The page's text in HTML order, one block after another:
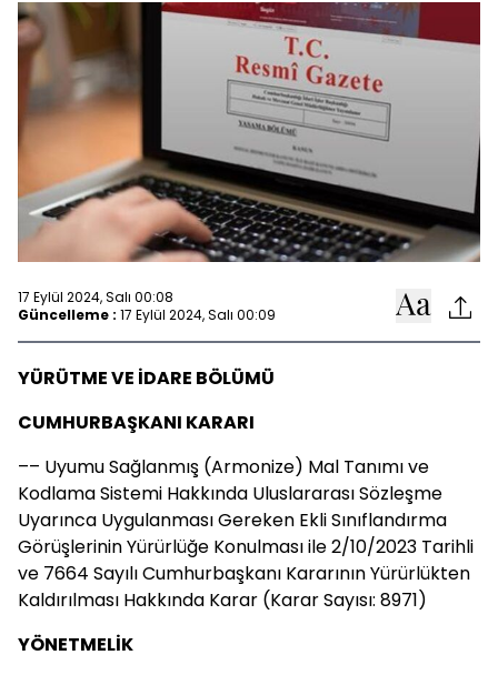
17 Eylül 2024, Salı 00:08
Güncelleme : 17 Eylül 2024, Salı 00:09
YÜRÜTME VE İDARE BÖLÜMÜ
CUMHURBAŞKANI KARARI
–– Uyumu Sağlanmış (Armonize) Mal Tanımı ve
Kodlama Sistemi Hakkında Uluslararası Sözleşme
Uyarınca Uygulanması Gereken Ekli Sınıflandırma
Görüşlerinin Yürürlüğe Konulması ile 2/10/2023 Tarihli
ve 7664 Sayılı Cumhurbaşkanı Kararının Yürürlükten
Kaldırılması Hakkında Karar (Karar Sayısı: 8971)
YÖNETMELİK